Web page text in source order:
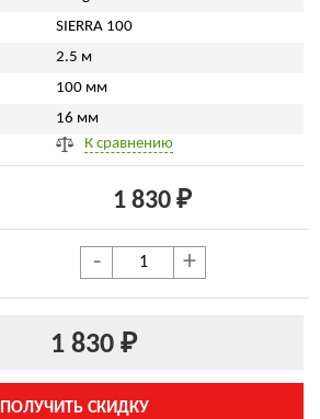
SIERRA 100
2.5 м
100 мм
16 мм
К сравнению
1 830 ₽
- +
1 830 ₽
ПОЛУЧИТЬ СКИДКУ